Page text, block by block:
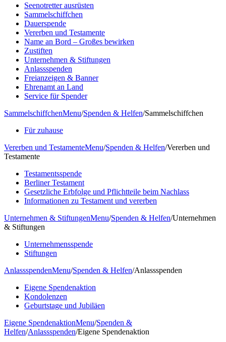
Seenotretter ausrüsten
Sammelschiffchen
Dauerspende
Vererben und Testamente
Name an Bord – Großes bewirken
Zustiften
Unternehmen & Stiftungen
Anlassspenden
Freianzeigen & Banner
Ehrenamt an Land
Service für Spender
SammelschiffchenMenu/Spenden & Helfen/Sammelschiffchen
Für zuhause
Vererben und TestamenteMenu/Spenden & Helfen/Vererben und
Testamente
Testamentsspende
Berliner Testament
Gesetzliche Erbfolge und Pflichtteile beim Nachlass
Informationen zu Testament und vererben
Unternehmen & StiftungenMenu/Spenden & Helfen/Unternehmen
& Stiftungen
Unternehmensspende
Stiftungen
AnlassspendenMenu/Spenden & Helfen/Anlassspenden
Eigene Spendenaktion
Kondolenzen
Geburtstage und Jubiläen
Eigene SpendenaktionMenu/Spenden &
Helfen/Anlassspenden/Eigene Spendenaktion